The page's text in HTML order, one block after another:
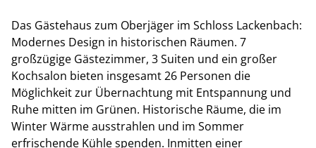
Das Gästehaus zum Oberjäger im Schloss Lackenbach:
Modernes Design in historischen Räumen. 7
großzügige Gästezimmer, 3 Suiten und ein großer
Kochsalon bieten insgesamt 26 Personen die
Möglichkeit zur Übernachtung mit Entspannung und
Ruhe mitten im Grünen. Historische Räume, die im
Winter Wärme ausstrahlen und im Sommer
erfrischende Kühle spenden. Inmitten einer